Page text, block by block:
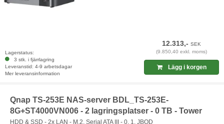
Lagerstatus:
3 stk. i fjärrlagring
Leveranstid: 4-9 arbetsdagar
Mer leveransinformation
12.313,-SEK
(9.850,40 exkl. moms)
Lägg i korgen
Qnap TS-253E NAS-server BDL_TS-253E-
8G+ST4000VN006 - 2 lagringsplatser - 0 TB - Tower
HDD & SSD - 2x LAN - M.2, Serial ATA III - 0, 1, JBOD